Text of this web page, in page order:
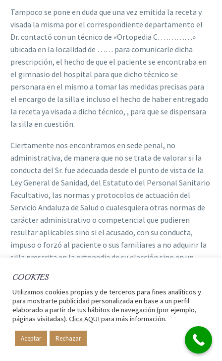
Tampoco se pone en duda que una vez emitida la receta y
visada la misma por el correspondiente departamento el
Dr. contactó con un técnico de «Ortopedia C. …………»
ubicada en la localidad de …… para comunicarle dicha
prescripción, el hecho de que el paciente se encontraba en
el gimnasio del hospital para que dicho técnico se
personara en el mismo a tomar las medidas precisas para
el encargo de la silla e incluso el hecho de haber entregado
la receta ya visada a dicho técnico, , para que se dispensara
la silla en cuestión.
Ciertamente nos encontramos en sede penal, no
administrativa, de manera que no se trata de valorar si la
conducta del Sr. fue adecuada desde el punto de vista de la
Ley General de Sanidad, del Estatuto del Personal Sanitario
Facultativo, las normas y protocolos de actuación del
Servicio Andaluza de Salud o cualesquiera otras normas de
carácter administrativo o competencial que pudieren
resultar aplicables sino si el acusado, con su conducta,
impuso o forzó al paciente o sus familiares a no adquirir la
silla prescrita en la ortopedia de su elección sino en un
C. ,,,,,,,,,,,,» así como si de algún modo presionó o limitó el
derecho del propietario de «B…… Ortopedia», a ofrecer la
venta de los bienes propios de su establecimiento.
En esos términos ha de comenzarse aludiendo al hecho de
haber llamado al técnico de «Ortopedia C. » y haber
entregado al mismo la receta para que comenzara el
COOKIES
Utilizamos cookies propias y de terceros para fines analíticos y
para mostrarte publicidad personalizada en base a un perfil
elaborado a partir de tus hábitos de navegación (por ejemplo,
páginas visitadas). Clica AQUI para más información.
Aceptar Rechazar